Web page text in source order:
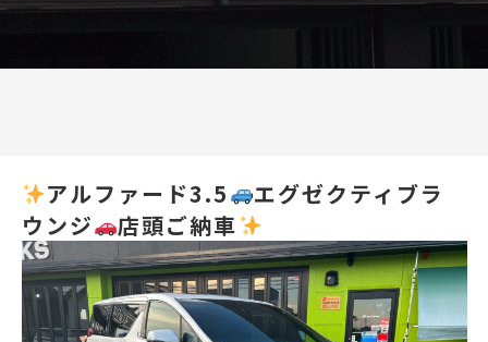
アルファード3.5
エグゼクティブラ
ウンジ
店頭ご納車